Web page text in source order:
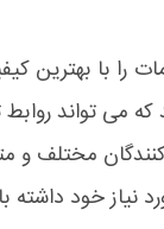
را با بهترین
که می تواند
مختلف و
نیاز خود داشته